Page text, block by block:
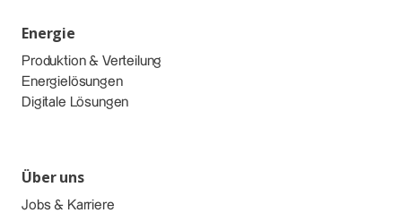
Energie
Produktion & Verteilung
Energielösungen
Digitale Lösungen
Über uns
Jobs & Karriere